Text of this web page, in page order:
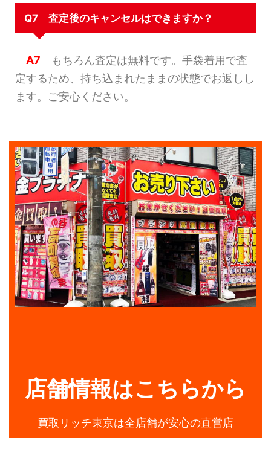
Q7 査定後のキャンセルはできますか？
A7 もちろん査定は無料です。手袋着用で査
定するため、持ち込まれたままの状態でお返しし
ます。ご安心ください。
店舗情報はこちらから
買取リッチ東京は全店舗が安心の直営店